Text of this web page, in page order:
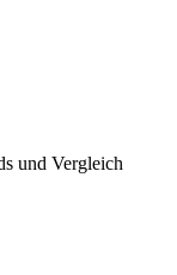
und Vergleich